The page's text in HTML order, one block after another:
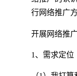
行网络推广
开展网络推
1、需求定位